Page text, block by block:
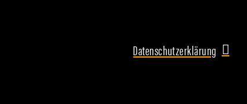
Datenschutzerklärung